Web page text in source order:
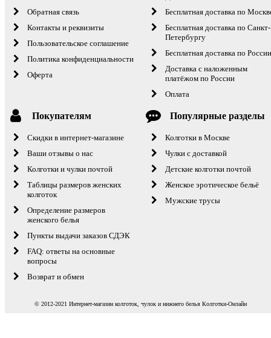
Обратная связь
Контакты и реквизиты
Пользовательское соглашение
Политика конфиденциальности
Оферта
Бесплатная доставка по
Бесплатная доставка по Санкт-
Петербургу
Бесплатная доставка по
Доставка с наложенным
платёжом по России
Оплата
Покупателям
Скидки в интернет-магазине
Ваши отзывы о нас
Колготки и чулки почтой
Таблицы размеров женских
колготок
Определение размеров
женского белья
Пункты выдачи заказов СДЭК
FAQ: ответы на основные
вопросы
Возврат и обмен
Популярные разделы
Колготки в Москве
Чулки с доставкой
Детские колготки почтой
Женское эротическое бельё
Мужские трусы
© 2012-2021 Интернет-магазин колготок, чулок и нижнего белья Колготки-Онлайн